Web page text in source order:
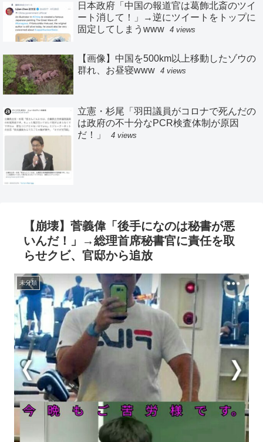
日本政府「中国の報道官は葛飾北斎のツイ
ート消して！」→逆にツイートをトップに
固定してしまうwww 4 views
【画像】中国を500km以上移動したゾウの
群れ、お昼寝www 4 views
立憲・杉尾「羽田議員がコロナで死んだの
は政府の不十分なPCR検査体制が原因
だ！」
4 views
【崩壊】菅義偉「後手になのは秘書が悪
いんだ！」→総理首席秘書官に責任を取
らせクビ、官邸から追放
未分類